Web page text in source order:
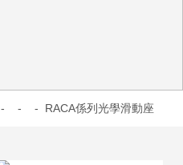
- - - RACA係列光學滑動座